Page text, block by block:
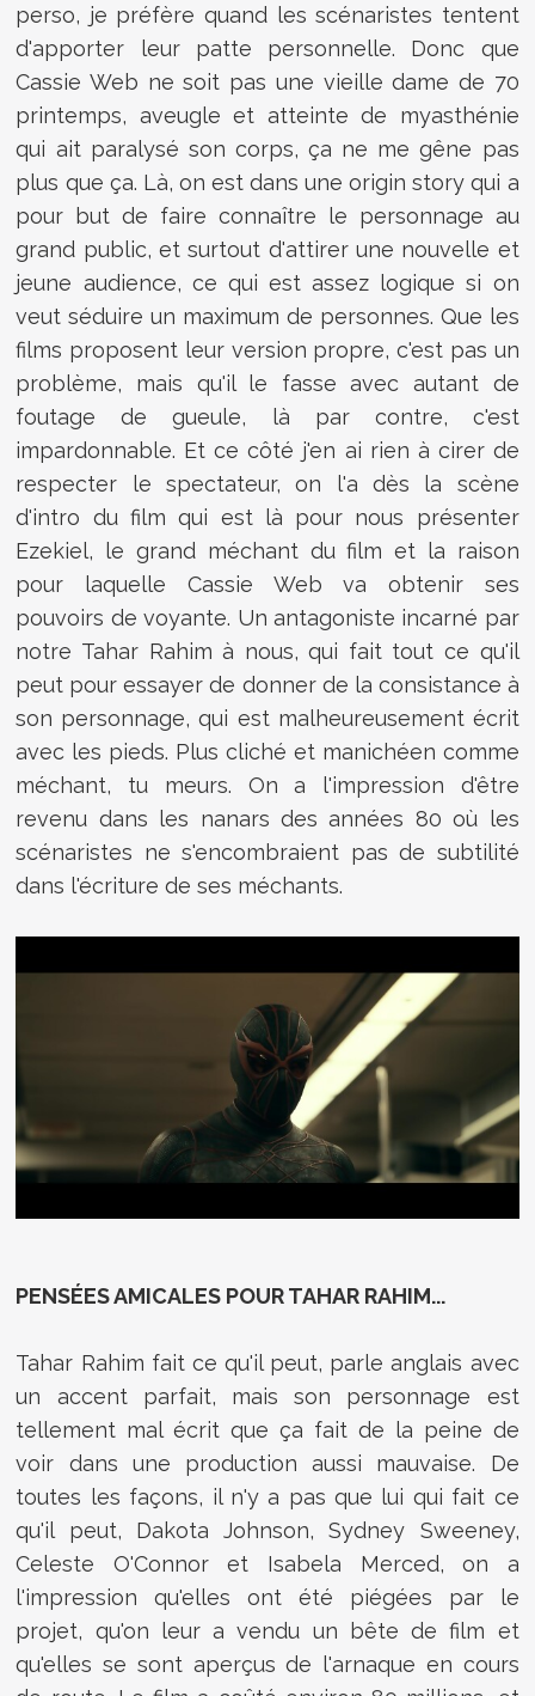
perso, je préfère quand les scénaristes tentent
d'apporter leur patte personnelle. Donc que
Cassie Web ne soit pas une vieille dame de 70
printemps, aveugle et atteinte de myasthénie
qui ait paralysé son corps, ça ne me gêne pas
plus que ça. Là, on est dans une origin story qui a
pour but de faire connaître le personnage au
grand public, et surtout d'attirer une nouvelle et
jeune audience, ce qui est assez logique si on
veut séduire un maximum de personnes. Que les
films proposent leur version propre, c'est pas un
problème, mais qu'il le fasse avec autant de
foutage de gueule, là par contre, c'est
impardonnable. Et ce côté j'en ai rien à cirer de
respecter le spectateur, on l'a dès la scène
d'intro du film qui est là pour nous présenter
Ezekiel, le grand méchant du film et la raison
pour laquelle Cassie Web va obtenir ses
pouvoirs de voyante. Un antagoniste incarné par
notre Tahar Rahim à nous, qui fait tout ce qu'il
peut pour essayer de donner de la consistance à
son personnage, qui est malheureusement écrit
avec les pieds. Plus cliché et manichéen comme
méchant, tu meurs. On a l'impression d'être
revenu dans les nanars des années 80 où les
scénaristes ne s'encombraient pas de subtilité
dans l'écriture de ses méchants.
PENSÉES AMICALES POUR TAHAR RAHIM...
Tahar Rahim fait ce qu'il peut, parle anglais avec
un accent parfait, mais son personnage est
tellement mal écrit que ça fait de la peine de
voir dans une production aussi mauvaise. De
toutes les façons, il n'y a pas que lui qui fait ce
qu'il peut, Dakota Johnson, Sydney Sweeney,
Celeste O'Connor et Isabela Merced, on a
l'impression qu'elles ont été piégées par le
projet, qu'on leur a vendu un bête de film et
qu'elles se sont aperçus de l'arnaque en cours